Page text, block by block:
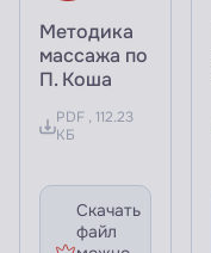
Методика
массажа по
П. Коша
PDF , 112.23
КБ
Скачать
файл